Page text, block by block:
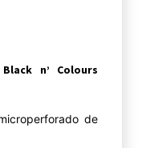
n’ Colours
de